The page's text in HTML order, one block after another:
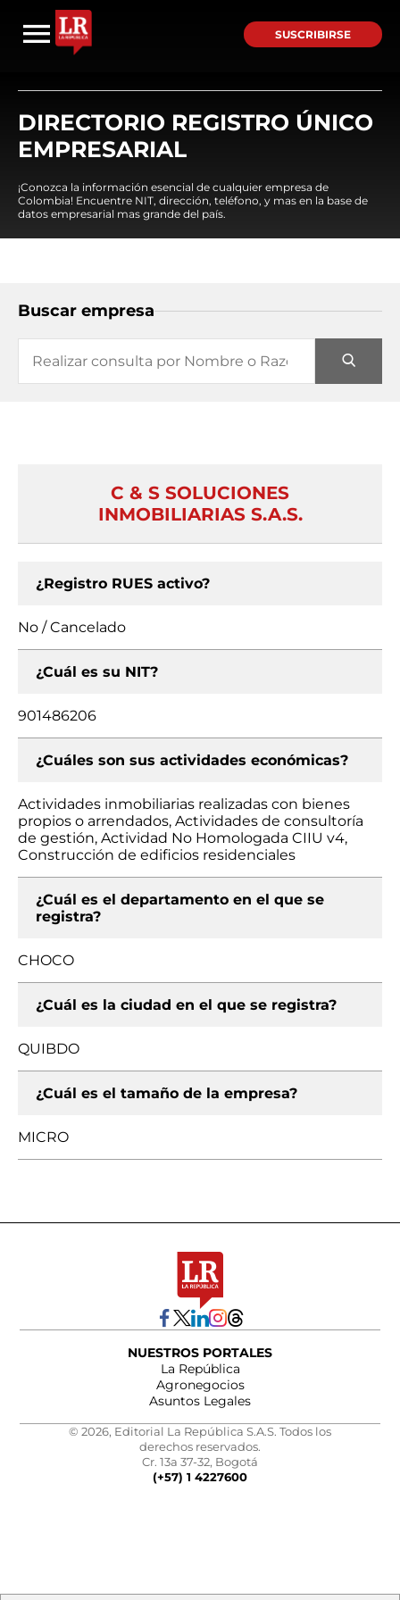
SUSCRIBIRSE
DIRECTORIO REGISTRO ÚNICO
EMPRESARIAL
¡Conozca la información esencial de cualquier empresa de
Colombia! Encuentre NIT, dirección, teléfono, y mas en la base de
datos empresarial mas grande del país.
Buscar empresa
C & S SOLUCIONES
INMOBILIARIAS S.A.S.
¿Registro RUES activo?
No / Cancelado
¿Cuál es su NIT?
901486206
¿Cuáles son sus actividades económicas?
Actividades inmobiliarias realizadas con bienes
propios o arrendados, Actividades de consultoría
de gestión, Actividad No Homologada CIIU v4,
Construcción de edificios residenciales
¿Cuál es el departamento en el que se
registra?
CHOCO
¿Cuál es la ciudad en el que se registra?
QUIBDO
¿Cuál es el tamaño de la empresa?
MICRO
NUESTROS PORTALES
La República
Agronegocios
Asuntos Legales
© 2026, Editorial La República S.A.S. Todos los
derechos reservados.
Cr. 13a 37-32, Bogotá
(+57) 1 4227600